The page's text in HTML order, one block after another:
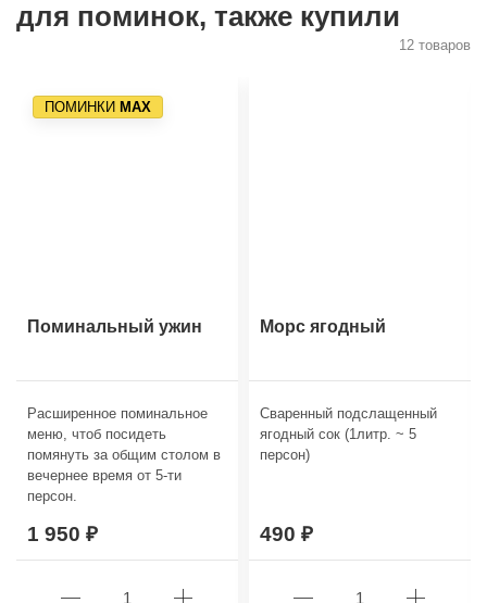
для поминок, также купили
12 товаров
ПОМИНКИ МАХ
Поминальный ужин
Расширенное поминальное
меню, чтоб посидеть
помянуть за общим столом в
вечернее время от 5-ти
персон.
1 950
Морс ягодный
Сваренный подслащенный
ягодный сок (1литр. ~ 5
персон)
490